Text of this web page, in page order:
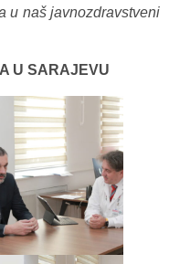
u naš javnozdravstveni
U SARAJEVU